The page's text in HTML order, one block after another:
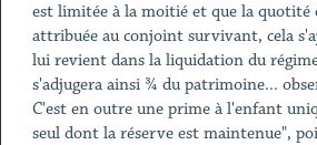
est limitée à la moitié et que la quotité
attribuée au conjoint survivant, cela
lui revient dans la liquidation du
s'adjugera ainsi ¾ du patrimoine...
C'est en outre une prime à l'enfant
seul dont la réserve est maintenue",